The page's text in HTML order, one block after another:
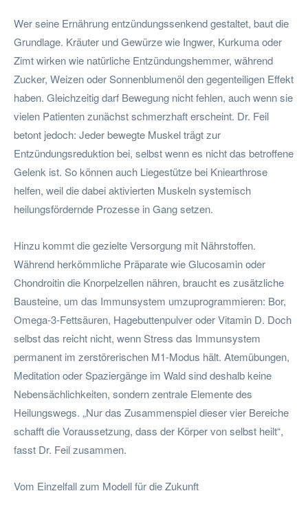
Wer seine Ernährung entzündungssenkend gestaltet, baut die
Grundlage. Kräuter und Gewürze wie Ingwer, Kurkuma oder
Zimt wirken wie natürliche Entzündungshemmer, während
Zucker, Weizen oder Sonnenblumenöl den gegenteiligen Effekt
haben. Gleichzeitig darf Bewegung nicht fehlen, auch wenn sie
vielen Patienten zunächst schmerzhaft erscheint. Dr. Feil
betont jedoch: Jeder bewegte Muskel trägt zur
Entzündungsreduktion bei, selbst wenn es nicht das betroffene
Gelenk ist. So können auch Liegestütze bei Kniearthrose
helfen, weil die dabei aktivierten Muskeln systemisch
heilungsfördernde Prozesse in Gang setzen.
Hinzu kommt die gezielte Versorgung mit Nährstoffen.
Während herkömmliche Präparate wie Glucosamin oder
Chondroitin die Knorpelzellen nähren, braucht es zusätzliche
Bausteine, um das Immunsystem umzuprogrammieren: Bor,
Omega-3-Fettsäuren, Hagebuttenpulver oder Vitamin D. Doch
selbst das reicht nicht, wenn Stress das Immunsystem
permanent im zerstörerischen M1-Modus hält. Atemübungen,
Meditation oder Spaziergänge im Wald sind deshalb keine
Nebensächlichkeiten, sondern zentrale Elemente des
Heilungswegs. „Nur das Zusammenspiel dieser vier Bereiche
schafft die Voraussetzung, dass der Körper von selbst heilt“,
fasst Dr. Feil zusammen.
Vom Einzelfall zum Modell für die Zukunft